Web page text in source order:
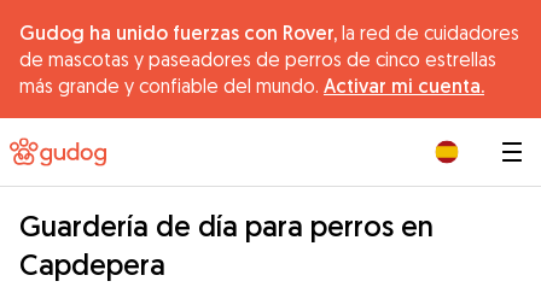
Gudog ha unido fuerzas con Rover, la red de cuidadores
de mascotas y paseadores de perros de cinco estrellas
más grande y confiable del mundo. Activar mi cuenta.
Guardería de día para perros en
Capdepera